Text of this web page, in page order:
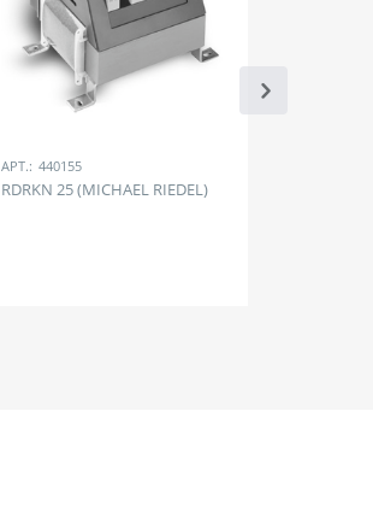
АРТ.: 440155
RDRKN 25 (MICHAEL RIEDEL)